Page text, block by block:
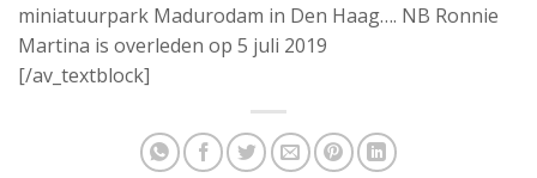
miniatuurpark Madurodam in Den Haag…. NB Ronnie
Martina is overleden op 5 juli 2019
[/av_textblock]